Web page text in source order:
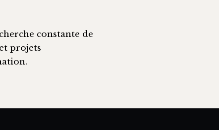
constante de
projets